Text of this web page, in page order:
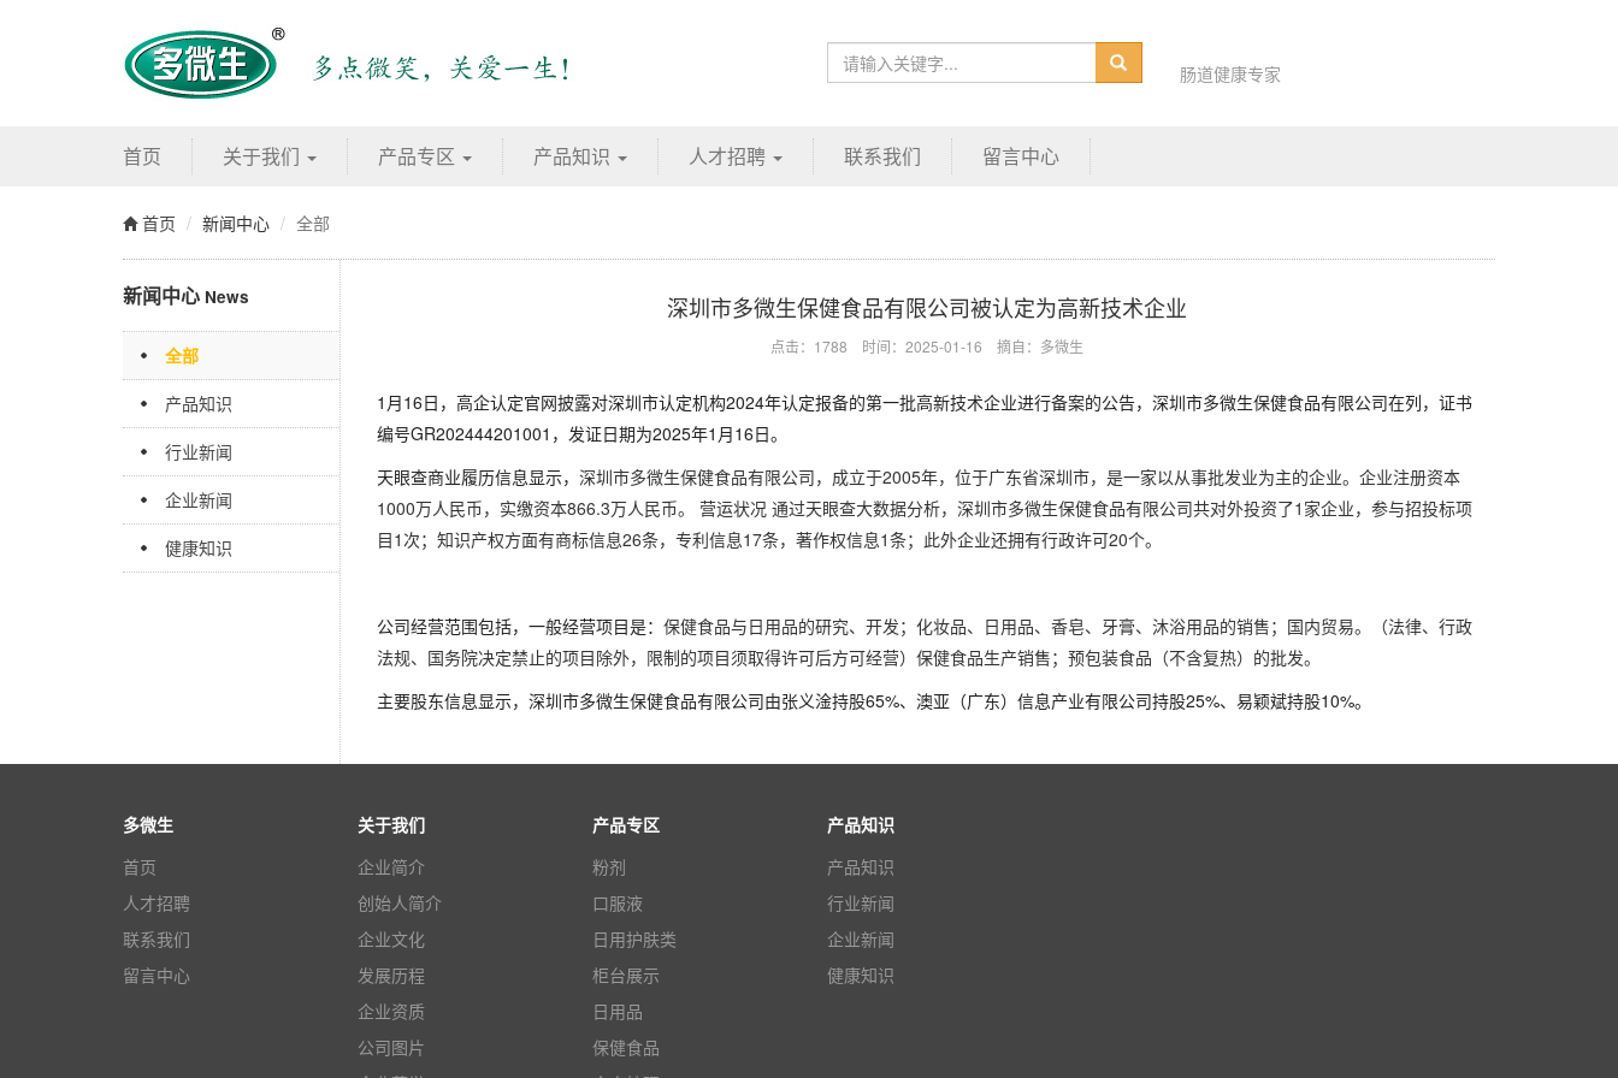
肠道健康专家
首页 关于我们 产品专区 产品知识 人才招聘 联系我们 留言中心
首页 新闻中心 全部
新闻中心 News
全部
产品知识
行业新闻
企业新闻
健康知识
深圳市多微生保健食品有限公司被认定为高新技术企业
点击：1788 时间：2025-01-16 摘自：多微生
1月16日，高企认定官网披露对深圳市认定机构2024年认定报备的第一批高新技术企业进行备案的公告，深圳市多微生保健食品有限公司在列，证书
编号GR202444201001，发证日期为2025年1月16日。
天眼查商业履历信息显示， 深圳市多微生保健食品有限公司，成立于2005年，位于广东省深圳市，是一家以从事批发业为主的企业。企业注册资本
1000万人民币，实缴资本866.3万人民币。 营运状况 通过天眼查大数据分析，深圳市多微生保健食品有限公司共对外投资了1家企业，参与招投标项
目1次；知识产权方面有商标信息26条，专利信息17条，著作权信息1条；此外企业还拥有行政许可20个。
公司经营范围包括，一般经营项目是： 保健食品与日用品的研究、开发；化妆品、日用品、香皂、牙膏、沐浴用品的销售；国内贸易。（法律、行政
法规、国务院决定禁止的项目除外，限制的项目须取得许可后方可经营）保健食品生产销售；预包装食品（不含复热）的批发。
主要股东信息显示，深圳市多微生保健食品有限公司由张义淦持股65%、澳亚（广东）信息产业有限公司持股25%、 易颖斌持股10%。
多微生
首页
人才招聘
联系我们
留言中心
关于我们
企业简介
创始人简介
企业文化
发展历程
企业资质
公司图片
产品专区
粉剂
口服液
日用护肤类
柜台展示
日用品
保健食品
产品知识
产品知识
行业新闻
企业新闻
健康知识